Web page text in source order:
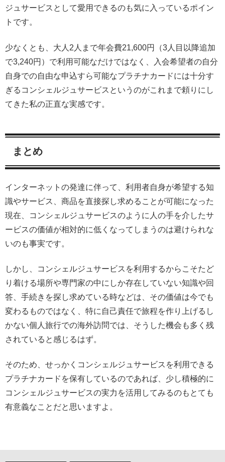
ジュサービスとして愛用できるのも気に入っているポイン
トです。
少なくとも、大人2人まで年会費21,600円（3人目以降追加
で3,240円）で利用可能なだけではなく、入会希望者の自分
自身での自由な申込すら可能なプラチナカードには十分す
ぎるコンシェルジュサービスというのがこれまで頼りにし
てきた私の正直な実感です。
まとめ
インターネットの発達に伴って、利用者自身が希望する知
識やサービス、商品を直接探し求めることが可能になった
現在、コンシェルジュサービスのように人の手を介したサ
ービスの価値が相対的に低くなってしまうのは避けられな
いのも事実です。
しかし、コンシェルジュサービスを利用するからこそたど
り着ける場所や専門家の中にしか存在していない知識や回
答、手続きを探し求めている時などは、その価値は今でも
変わるものではなく、特に自己責任で旅程を作り上げるし
かない個人旅行での海外訪問では、そうした機会も多く残
されていると感じるはず。
そのため、せっかくコンシェルジュサービスを利用できる
プラチナカードを保有しているのであれば、少し積極的に
コンシェルジュサービスの実力を活用してみるのもとても
有意義なことだと思いますよ。